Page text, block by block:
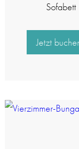
Sofabett
Jetzt